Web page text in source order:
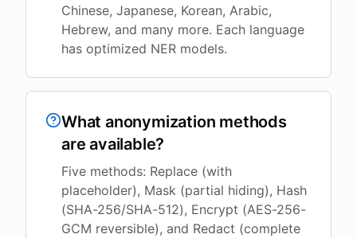
Chinese, Japanese, Korean, Arabic,
Hebrew, and many more. Each language
has optimized NER models.
What anonymization methods
are available?
Five methods: Replace (with
placeholder), Mask (partial hiding), Hash
(SHA-256/SHA-512), Encrypt (AES-256-
GCM reversible), and Redact (complete